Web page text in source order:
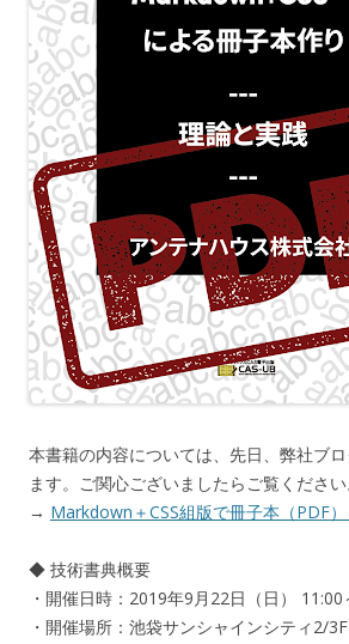
本書籍の内容については、先日、弊社ブ
ます。ご関心ございましたらご覧ください
→ Markdown＋CSS組版で冊子本（PDF
◆ 技術書典概要
・開催日時：2019年9月22日（日） 11:00
・開催場所：池袋サンシャインシティ2/